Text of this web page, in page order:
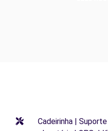
Cadeirinha |